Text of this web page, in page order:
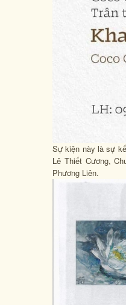
Sự kiện này là sự
Lê Thiết Cương,
Phương Liên.